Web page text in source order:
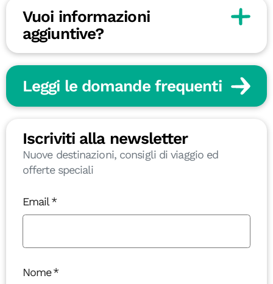
Vuoi informazioni
aggiuntive?
Leggi le domande frequenti
Iscriviti alla newsletter
Nuove destinazioni, consigli di viaggio ed
offerte speciali
Email
Nome